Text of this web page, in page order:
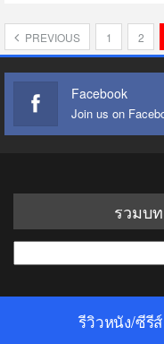
PREVIOUS 1 2
Facebook
Join us on
รวมบ
ใน
รีวิวหนัง/ซีรีส์